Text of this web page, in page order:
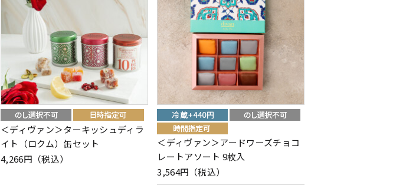
＜ディヴァン＞ターキッシュディラ
イト（ロクム）缶セット
4,266円（税込）
＜ディヴァン＞アードワーズチョコ
レートアソート 9枚入
3,564円（税込）